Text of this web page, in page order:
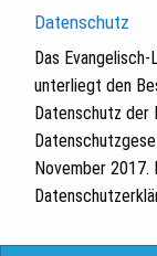
Datenschutz
Das
unterliegt den
Datenschutz der
November 2017.